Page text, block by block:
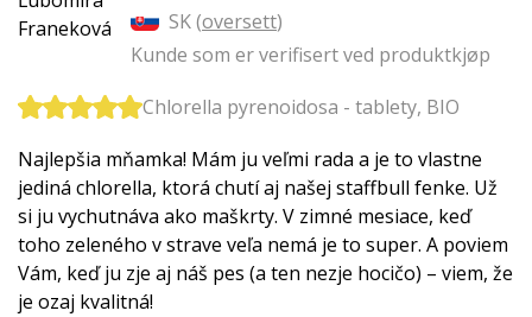
SK (oversett)
Kunde som er verifisert ved produktkjøp
Chlorella pyrenoidosa - tablety, BIO
Najlepšia mňamka! Mám ju veľmi rada a je to vlastne
jediná chlorella, ktorá chutí aj našej staffbull fenke. Už
si ju vychutnáva ako maškrty. V zimné mesiace, keď
toho zeleného v strave veľa nemá je to super. A poviem
Vám, keď ju zje aj náš pes (a ten nezje hocičo) – viem, že
je ozaj kvalitná!